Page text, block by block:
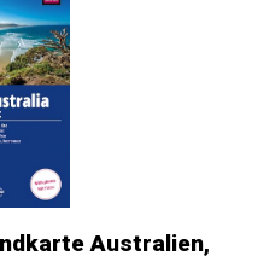
Australien,